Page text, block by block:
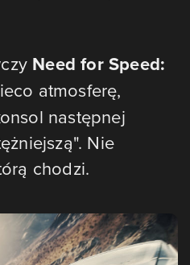
Need for Speed:
atmosferę,
następnej
Nie
chodzi.